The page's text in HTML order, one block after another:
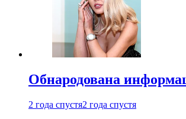
Обнародована
2 года спустя2 года спустя